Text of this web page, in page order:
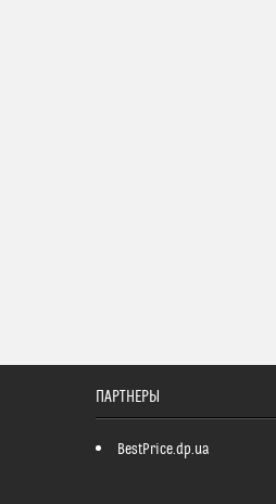
ПАРТНЕРЫ
BestPrice.dp.ua